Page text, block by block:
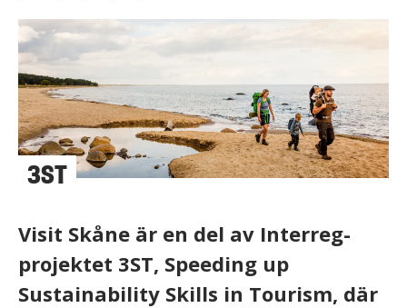
3ST
Visit Skåne är en del av Interreg-
projektet 3ST, Speeding up
Sustainability Skills in Tourism, där